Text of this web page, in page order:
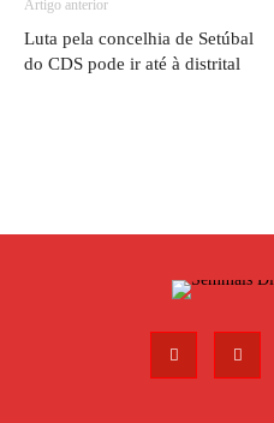
Artigo anterior
Luta pela concelhia de Setúbal
do CDS pode ir até à distrital